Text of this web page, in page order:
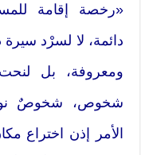
«رخصة إقامة
دائمة، لا لسرْد
ومعروفة، بل
شخوص، شخوصٌ
الأمر إذن اختراع